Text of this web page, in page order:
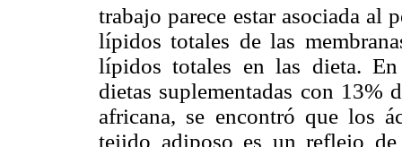
trabajo parece estar asociada al
lípidos totales de las
lípidos totales en las dieta.
dietas suplementadas con 13%
africana, se encontró que los
tejido adiposo es un reflejo